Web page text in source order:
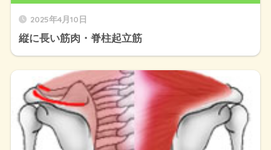
2025年4月10日
縦に長い筋肉・脊柱起立筋